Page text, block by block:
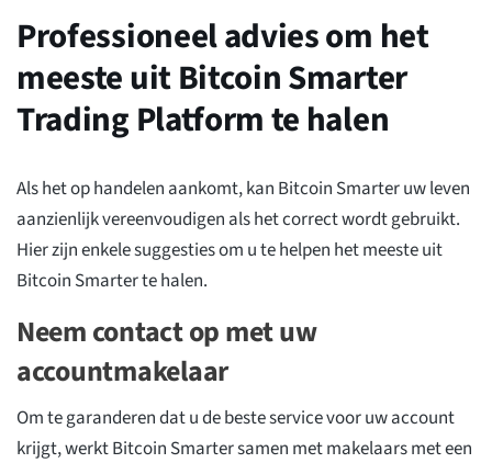
Professioneel advies om het
meeste uit Bitcoin Smarter
Trading Platform te halen
Als het op handelen aankomt, kan Bitcoin Smarter uw leven
aanzienlijk vereenvoudigen als het correct wordt gebruikt.
Hier zijn enkele suggesties om u te helpen het meeste uit
Bitcoin Smarter te halen.
Neem contact op met uw
accountmakelaar
Om te garanderen dat u de beste service voor uw account
krijgt, werkt Bitcoin Smarter samen met makelaars met een